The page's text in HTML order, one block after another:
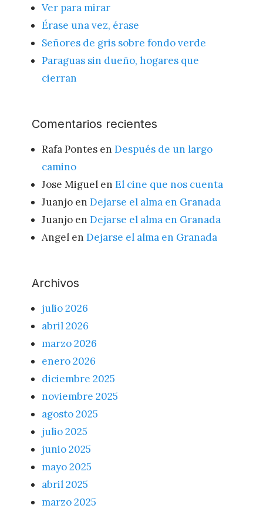
Ver para mirar
Érase una vez, érase
Señores de gris sobre fondo verde
Paraguas sin dueño, hogares que
cierran
Comentarios recientes
Rafa Pontes en Después de un largo
camino
Jose Miguel en El cine que nos cuenta
Juanjo en Dejarse el alma en Granada
Juanjo en Dejarse el alma en Granada
Angel en Dejarse el alma en Granada
Archivos
julio 2026
abril 2026
marzo 2026
enero 2026
diciembre 2025
noviembre 2025
agosto 2025
julio 2025
junio 2025
mayo 2025
abril 2025
marzo 2025